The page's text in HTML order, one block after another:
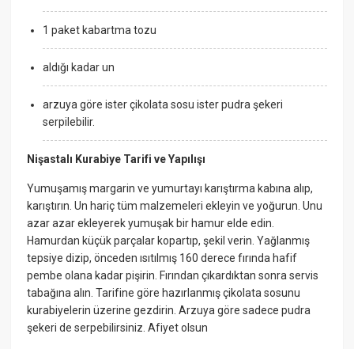
1 paket kabartma tozu
aldığı kadar un
arzuya göre ister çikolata sosu ister pudra şekeri
serpilebilir.
Nişastalı Kurabiye Tarifi ve Yapılışı
Yumuşamış margarin ve yumurtayı karıştırma kabına alıp,
karıştırın. Un hariç tüm malzemeleri ekleyin ve yoğurun. Unu
azar azar ekleyerek yumuşak bir hamur elde edin.
Hamurdan küçük parçalar kopartıp, şekil verin. Yağlanmış
tepsiye dizip, önceden ısıtılmış 160 derece fırında hafif
pembe olana kadar pişirin. Fırından çıkardıktan sonra servis
tabağına alın. Tarifine göre hazırlanmış çikolata sosunu
kurabiyelerin üzerine gezdirin. Arzuya göre sadece pudra
şekeri de serpebilirsiniz. Afiyet olsun